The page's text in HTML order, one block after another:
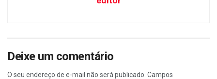
Deixe um comentário
O seu endereço de e-mail não será publicado. Campos